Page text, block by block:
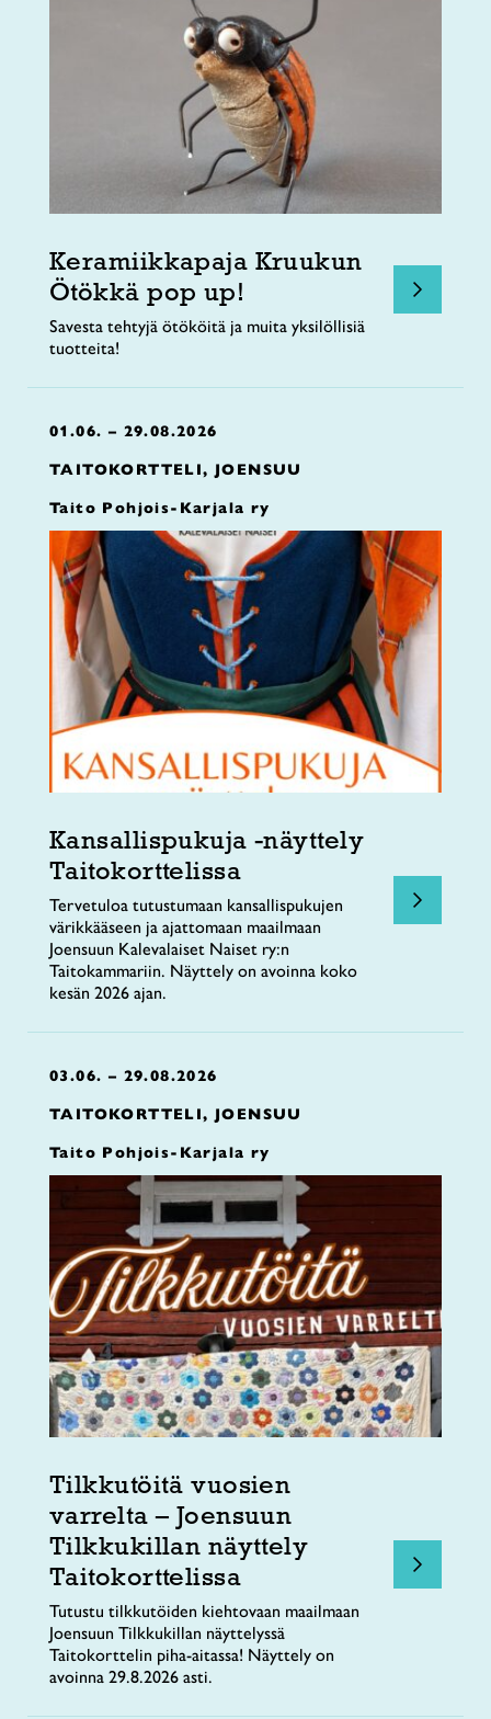
Keramiikkapaja Kruukun
Ötökkä pop up!
Savesta tehtyjä ötököitä ja muita yksilöllisiä
tuotteita!
01.06. – 29.08.2026
TAITOKORTTELI, JOENSUU
Taito Pohjois-Karjala ry
Kansallispukuja -näyttely
Taitokorttelissa
Tervetuloa tutustumaan kansallispukujen
värikkääseen ja ajattomaan maailmaan
Joensuun Kalevalaiset Naiset ry:n
Taitokammariin. Näyttely on avoinna koko
kesän 2026 ajan.
03.06. – 29.08.2026
TAITOKORTTELI, JOENSUU
Taito Pohjois-Karjala ry
Tilkkutöitä vuosien
varrelta – Joensuun
Tilkkukillan näyttely
Taitokorttelissa
Tutustu tilkkutöiden kiehtovaan maailmaan
Joensuun Tilkkukillan näyttelyssä
Taitokorttelin piha-aitassa! Näyttely on
avoinna 29.8.2026 asti.